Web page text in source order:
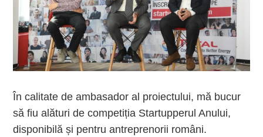
În calitate de ambasador al proiectului, mă bucur
să fiu alături de competiția Startupperul Anului,
disponibilă și pentru antreprenorii români.